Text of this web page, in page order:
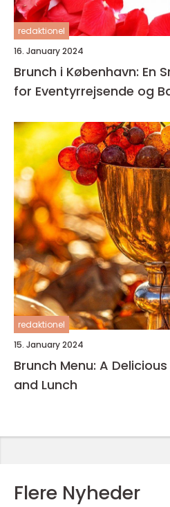
redaktionel
16. January 2024
Brunch i København: En
for Eventyrrejsende og
redaktionel
15. January 2024
Brunch Menu: A
and Lunch
Flere Nyheder